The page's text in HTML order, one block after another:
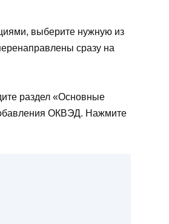
выберите нужную из
сразу на
раздел «Основные
ОКВЭД. Нажмите